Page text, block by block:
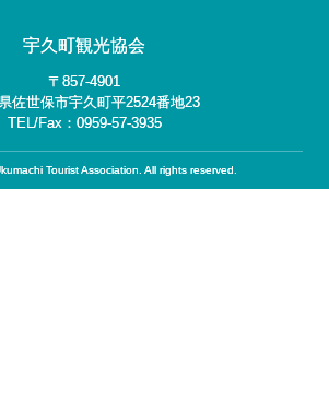
宇久町観光協会
〒857-4901
佐世保市宇久町平2524番地23
TEL/Fax：0959-57-3935
Tourist Association. All rights reserved.